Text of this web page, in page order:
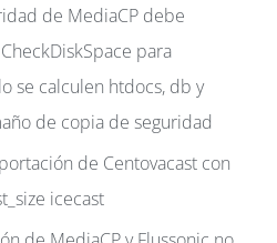
de MediaCP debe
para
se calculen htdocs, db y
de copia de seguridad
de Centovacast con
icecast